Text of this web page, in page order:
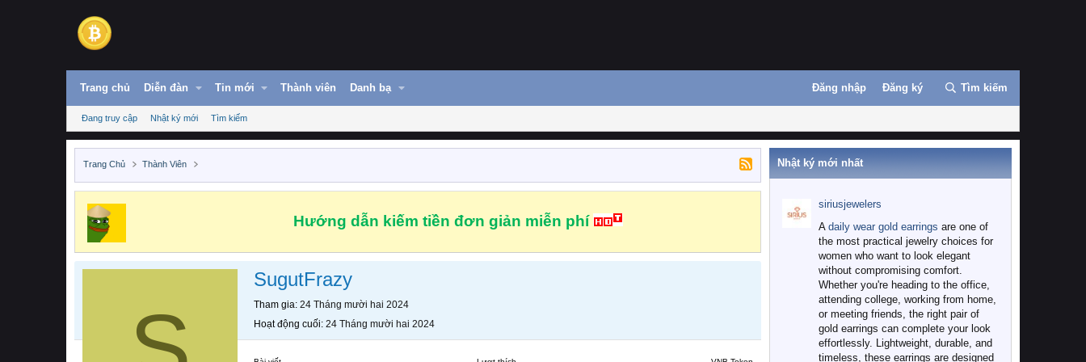
Trang chủ Diễn đàn Tin mới Thành viên Danh bạ Đăng nhập Đăng ký Tìm kiếm
Đang truy cập Nhật ký mới Tìm kiếm
Trang Chủ Thành Viên
Hướng dẫn kiếm tiền đơn giản miễn phí
SugutFrazy
Tham gia 24 Tháng mười hai 2024
Hoạt động cuối 24 Tháng mười hai 2024
Nhật ký mới nhất
siriusjewelers
A daily wear gold earrings are one of
the most practical jewelry choices for
women who want to look elegant
without compromising comfort.
Whether you're heading to the office,
attending college, working from home,
or meeting friends, the right pair of
gold earrings can complete your look
effortlessly. Lightweight, durable, and
timeless, these earrings are designed